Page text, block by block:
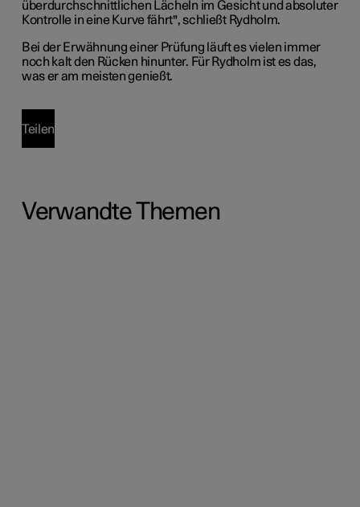
überdurchschnittlichen Lächeln im Gesicht und absoluter
Kontrolle in eine Kurve fährt", schließt Rydholm.
Bei der Erwähnung einer Prüfung läuft es vielen immer
noch kalt den Rücken hinunter. Für Rydholm ist es das,
was er am meisten genießt.
Teilen
Verwandte Themen